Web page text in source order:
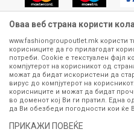
Сите информации околу
онлајн продавница се стремиме
меѓутоа не можеме да
пак дека сите производи во
Фотографиите се
дојде до потреба за замена на
контактирајте не на
Оваа веб страна користи
www.fashiongroupoutlet.mk користи
корисниците да го прилагодат
потреби. Cookie е текстуален фајл
компјутерот на корисникот од
можат да бидат искористени да
вирус до компјутерот на
корисниците и можат да бидат
во доменот кој Ви ги пратил. Една
да Ви обезбеди погодности кои ќе
ПРИКАЖИ ПОВЕЌЕ